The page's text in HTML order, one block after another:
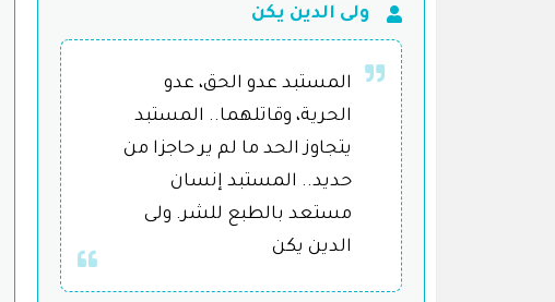
ولى الدين يكن
المستبد عدو الحق، عدو
الحرية، وقاتلهما.. المستبد
يتجاوز الحد ما لم ير حاجزا من
حديد.. المستبد إنسان
مستعد بالطبع للشر. ولى
الدين يكن